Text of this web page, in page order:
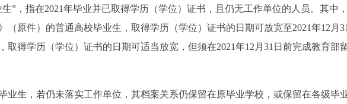
生”，指在2021年毕业并已取得学历（学位）证书，且仍无工作单位的人员。其中
（原件）的普通高校毕业生，取得学历（学位）证书的日期可放宽至2021年12月
取得学历（学位）证书的日期可适当放宽，但须在2021年12月31日前完成教育部
业生，若仍未落实工作单位，其档案关系仍保留在原毕业学校，或保留在各级毕